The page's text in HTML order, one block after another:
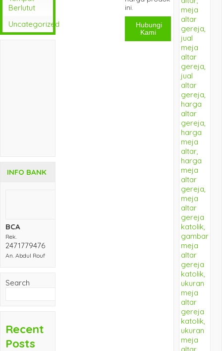
ini.
Hubungi
Kami
Berlutut
Uncategorized
INFO BANK
BCA
Rek.
2471779476
An. Abdul Rouf
Search
Recent
Posts